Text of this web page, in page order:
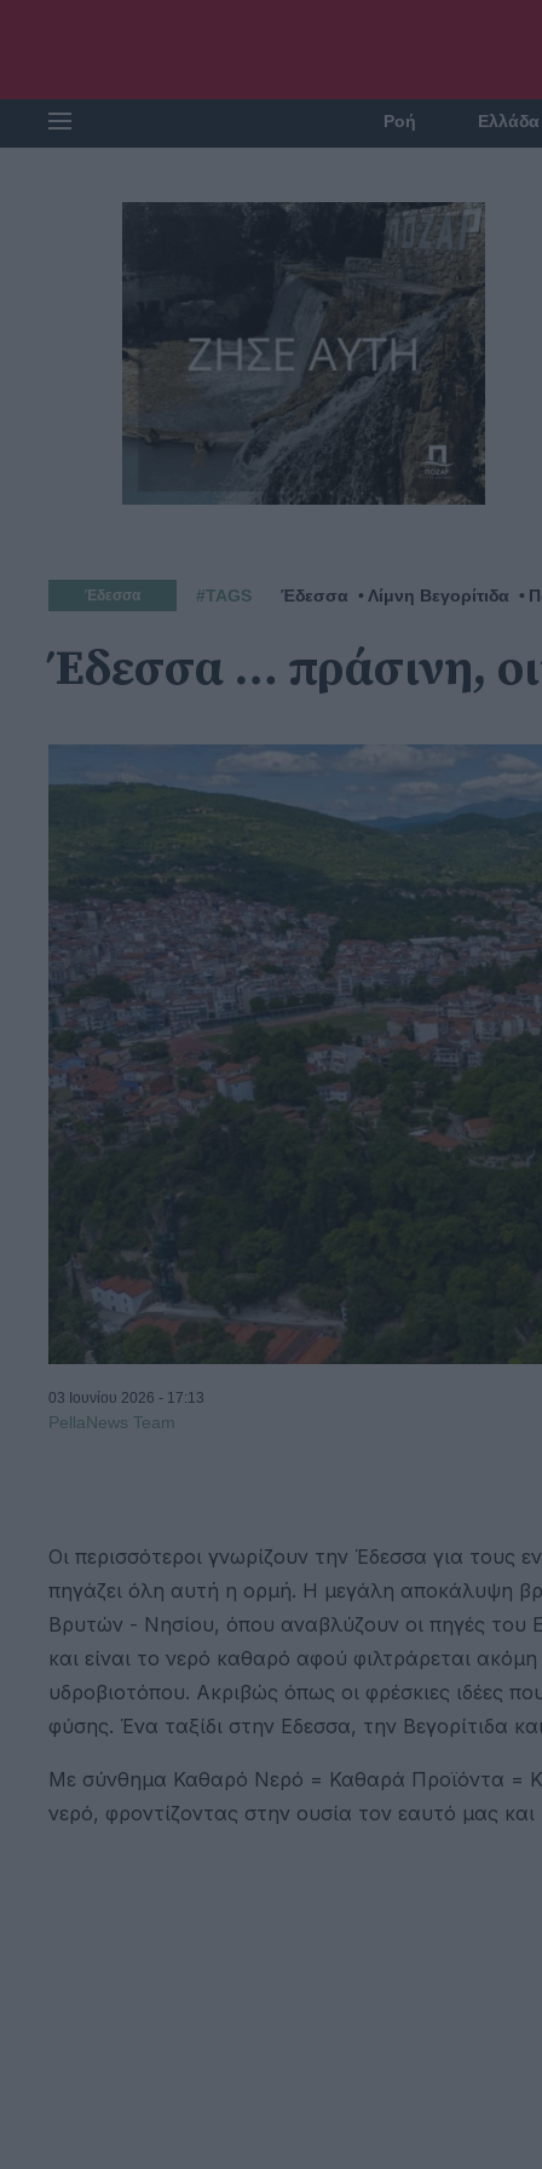
Ροή Ελλάδα
Έδεσσα #TAGS Έδεσσα Λίμνη Βεγορίτιδα
Έδεσσα … πράσινη,
03 Ιουνίου 2026 - 17:13
PellaNews Team
Οι περισσότεροι γνωρίζουν την Έδεσσα για
πηγάζει όλη αυτή η ορμή. Η μεγάλη αποκάλυψη
Βρυτών - Νησίου, όπου αναβλύζουν οι πηγές του
και είναι το νερό καθαρό αφού φιλτράρεται
υδροβιοτόπου. Ακριβώς όπως οι φρέσκιες ιδέες
φύσης. Ένα ταξίδι στην Εδεσσα, την Βεγορίτιδα
Με σύνθημα Καθαρό Νερό = Καθαρά Προϊόντα =
νερό, φροντίζοντας στην ουσία τον εαυτό μας